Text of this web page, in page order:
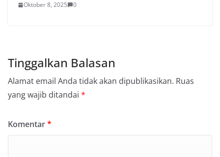
Oktober 8, 2025 0
Tinggalkan Balasan
Alamat email Anda tidak akan dipublikasikan. Ruas
yang wajib ditandai *
Komentar*